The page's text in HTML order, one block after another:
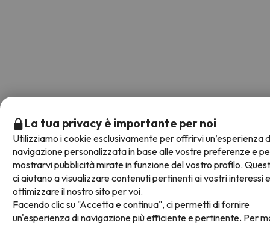
La tua privacy è importante per noi
Utilizziamo i cookie esclusivamente per offrirvi un’esperienza
navigazione personalizzata in base alle vostre preferenze e
mostrarvi pubblicità mirate in funzione del vostro profilo.
ci aiutano a visualizzare contenuti pertinenti ai vostri interessi
ottimizzare il nostro sito per voi.
Facendo clic su "Accetta e continua", ci permetti di fornire
un'esperienza di navigazione più efficiente e pertinente. Per